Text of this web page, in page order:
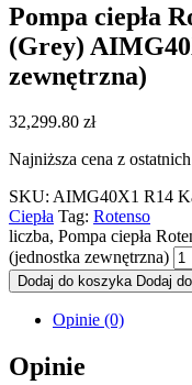
Pompa ciepła
(Grey)
zewnętrzna)
32,299.80 zł
Najniższa cena z
SKU: AIMG40X1 R14
Ciepła Tag: Rotenso
liczba, Pompa ciepła
(jednostka zewnętrzna)
Dodaj do koszyka Dodaj
Opinie (0)
Opinie